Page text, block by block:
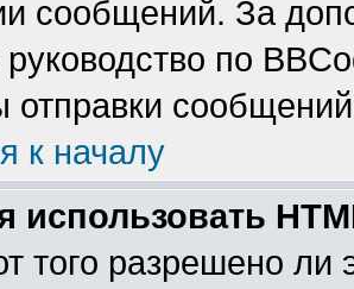
сообщений. За
по
отправки
к началу
использовать
того разрешено